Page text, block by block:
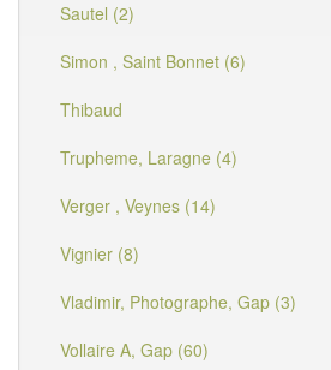
Sautel (2)
Simon , Saint Bonnet (6)
Thibaud
Trupheme, Laragne (4)
Verger , Veynes (14)
Vignier (8)
Vladimir, Photographe, Gap (3)
Vollaire A, Gap (60)